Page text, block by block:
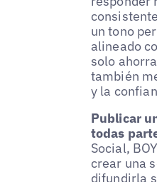
un tono
alineado
solo
también
y la
Publicar
todas
Social,
crear una
difundirla